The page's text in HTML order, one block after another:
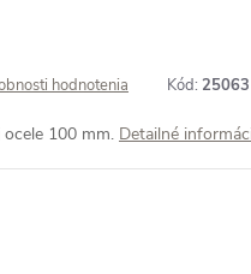
hodnotenia Kód: 25063
100 mm. Detailné